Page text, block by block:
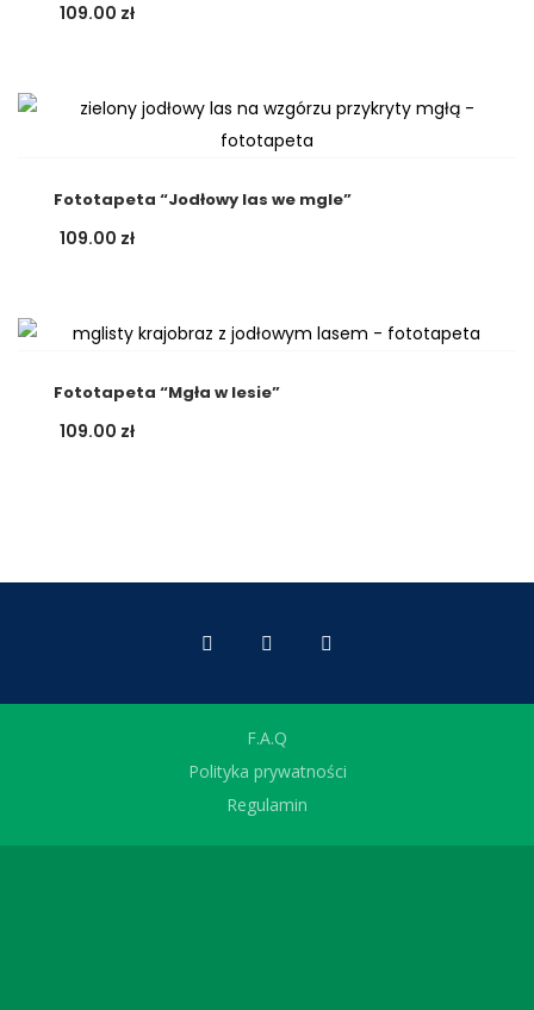
109.00 zł
Fototapeta “Jodłowy las we mgle”
109.00 zł
Fototapeta “Mgła w lesie”
109.00 zł
F.A.Q
Polityka prywatności
Regulamin